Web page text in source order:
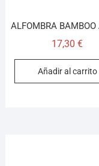
ALFOMBRA BAMBOO
17,30€
Añadir al carrito